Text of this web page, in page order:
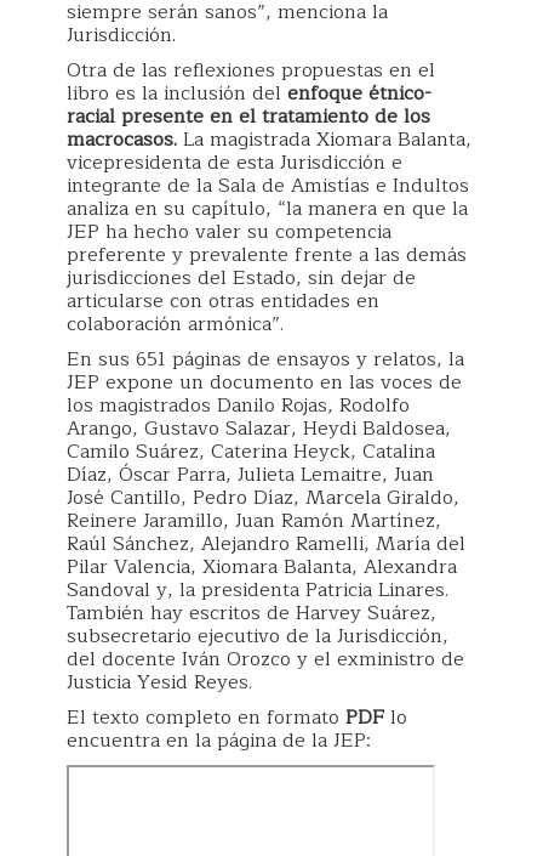
siempre serán sanos”, menciona la
Jurisdicción.
Otra de las reflexiones propuestas en el
libro es la inclusión del enfoque étnico-
racial presente en el tratamiento de los
macrocasos.La magistrada Xiomara Balanta,
vicepresidenta de esta Jurisdicción e
integrante de la Sala de Amistías e Indultos
analiza en su capítulo, “la manera en que la
JEP ha hecho valer su competencia
preferente y prevalente frente a las demás
jurisdicciones del Estado, sin dejar de
articularse con otras entidades en
colaboración armónica”.
En sus 651 páginas de ensayos y relatos, la
JEP expone un documento en las voces de
los magistrados Danilo Rojas, Rodolfo
Arango, Gustavo Salazar, Heydi Baldosea,
Camilo Suárez, Caterina Heyck, Catalina
Díaz, Óscar Parra, Julieta Lemaitre, Juan
José Cantillo, Pedro Díaz, Marcela Giraldo,
Reinere Jaramillo, Juan Ramón Martínez,
Raúl Sánchez, Alejandro Ramelli, María del
Pilar Valencia, Xiomara Balanta, Alexandra
Sandoval y, la presidenta Patricia Linares.
También hay escritos de Harvey Suárez,
subsecretario ejecutivo de la Jurisdicción,
del docente Iván Orozco y el exministro de
Justicia Yesid Reyes.
El texto completo en formato PDFlo
encuentra en la página de la JEP: